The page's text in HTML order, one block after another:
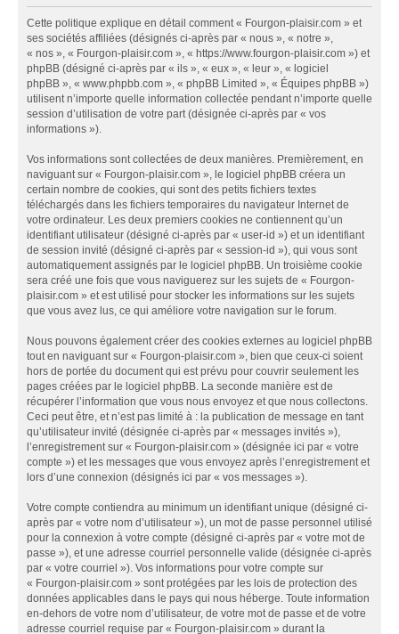
Cette politique explique en détail comment « Fourgon-plaisir.com » et
ses sociétés affiliées (désignés ci-après par « nous », « notre »,
« nos », « Fourgon-plaisir.com », « https://www.fourgon-plaisir.com ») et
phpBB (désigné ci-après par « ils », « eux », « leur », « logiciel
phpBB », « www.phpbb.com », « phpBB Limited », « Équipes phpBB »)
utilisent n’importe quelle information collectée pendant n’importe quelle
session d’utilisation de votre part (désignée ci-après par « vos
informations »).
Vos informations sont collectées de deux manières. Premièrement, en
naviguant sur « Fourgon-plaisir.com », le logiciel phpBB créera un
certain nombre de cookies, qui sont des petits fichiers textes
téléchargés dans les fichiers temporaires du navigateur Internet de
votre ordinateur. Les deux premiers cookies ne contiennent qu’un
identifiant utilisateur (désigné ci-après par « user-id ») et un identifiant
de session invité (désigné ci-après par « session-id »), qui vous sont
automatiquement assignés par le logiciel phpBB. Un troisième cookie
sera créé une fois que vous naviguerez sur les sujets de « Fourgon-
plaisir.com » et est utilisé pour stocker les informations sur les sujets
que vous avez lus, ce qui améliore votre navigation sur le forum.
Nous pouvons également créer des cookies externes au logiciel phpBB
tout en naviguant sur « Fourgon-plaisir.com », bien que ceux-ci soient
hors de portée du document qui est prévu pour couvrir seulement les
pages créées par le logiciel phpBB. La seconde manière est de
récupérer l’information que vous nous envoyez et que nous collectons.
Ceci peut être, et n’est pas limité à : la publication de message en tant
qu’utilisateur invité (désignée ci-après par « messages invités »),
l’enregistrement sur « Fourgon-plaisir.com » (désignée ici par « votre
compte ») et les messages que vous envoyez après l’enregistrement et
lors d’une connexion (désignés ici par « vos messages »).
Votre compte contiendra au minimum un identifiant unique (désigné ci-
après par « votre nom d’utilisateur »), un mot de passe personnel utilisé
pour la connexion à votre compte (désigné ci-après par « votre mot de
passe »), et une adresse courriel personnelle valide (désignée ci-après
par « votre courriel »). Vos informations pour votre compte sur
« Fourgon-plaisir.com » sont protégées par les lois de protection des
données applicables dans le pays qui nous héberge. Toute information
en-dehors de votre nom d’utilisateur, de votre mot de passe et de votre
adresse courriel requise par « Fourgon-plaisir.com » durant la